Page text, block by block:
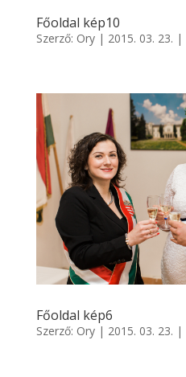
Főoldal kép10
Szerző: Ory| 2015. 03. 23. |
Főoldal kép6
Szerző: Ory| 2015. 03. 23. |